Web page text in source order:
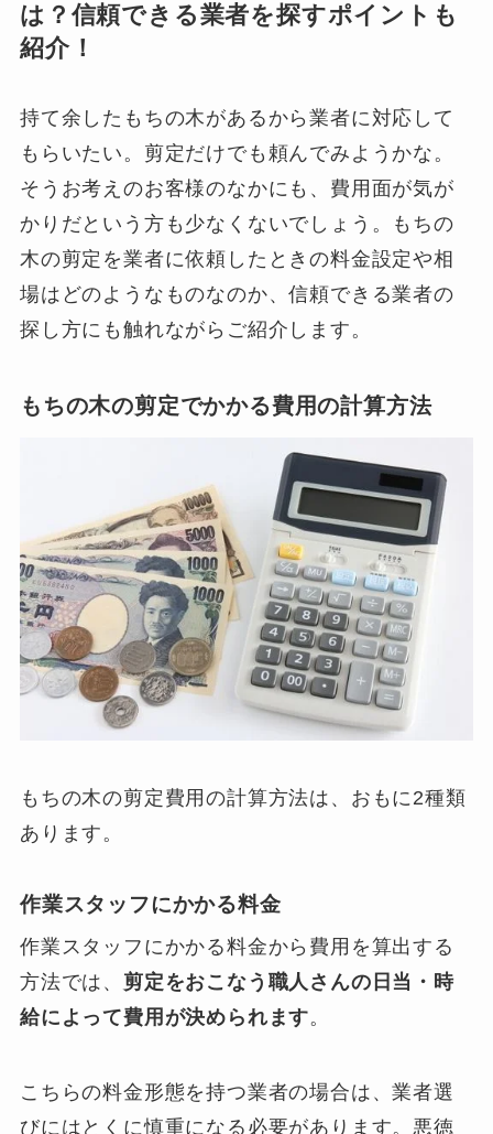
は？信頼できる業者を探すポイントも
紹介！
持て余したもちの木があるから業者に対応して
もらいたい。剪定だけでも頼んでみようかな。
そうお考えのお客様のなかにも、費用面が気が
かりだという方も少なくないでしょう。もちの
木の剪定を業者に依頼したときの料金設定や相
場はどのようなものなのか、信頼できる業者の
探し方にも触れながらご紹介します。
もちの木の剪定でかかる費用の計算方法
もちの木の剪定費用の計算方法は、おもに2種類
あります。
作業スタッフにかかる料金
作業スタッフにかかる料金から費用を算出する
方法では、 剪定をおこなう職人さんの日当・時
給によって費用が決められます。
こちらの料金形態を持つ業者の場合は、業者選
びにはとくに慎重になる必要があります。悪徳